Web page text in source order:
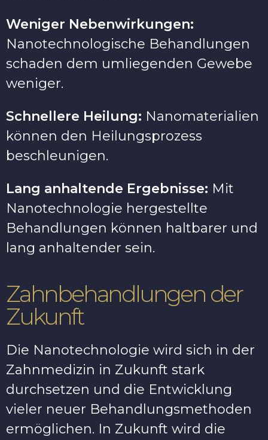
Weniger Nebenwirkungen:
Nanotechnologische Behandlungen
schaden dem umliegenden Gewebe
weniger.
Schnellere Heilung: Nanomaterialien
können den Heilungsprozess
beschleunigen.
Lang anhaltende Ergebnisse: Mit
Nanotechnologie hergestellte
Behandlungen können haltbarer und
lang anhaltender sein.
Zahnbehandlungen der
Zukunft
Die Nanotechnologie wird sich in der
Zahnmedizin in Zukunft stark
durchsetzen und die Entwicklung
vieler neuer Behandlungsmethoden
ermöglichen. In Zukunft wird die